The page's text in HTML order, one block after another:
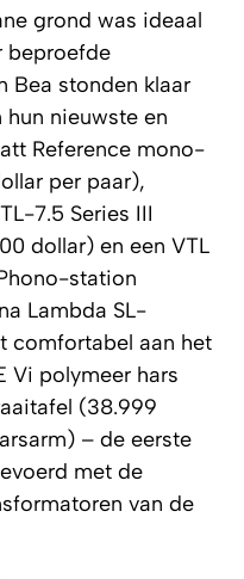
grond was ideaal
beproefde
Bea stonden klaar
nieuwste en
Reference mono-
per paar),
7.5 Series III
dollar) en een VTL
station
Lambda SL-
comfortabel aan het
Vi polymeer hars
(38.999
– de eerste
met de
van de